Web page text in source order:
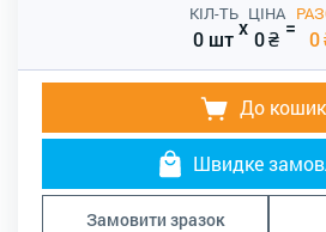
КІЛ-ТЬ
0 штx
ЦІНА
0₴ = 0
До
Швидке
Замовити зразок